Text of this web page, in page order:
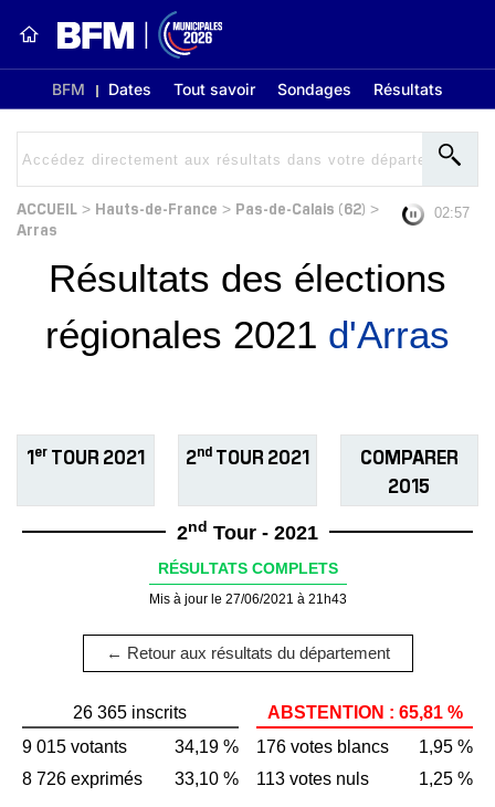
BFM Dates Tout savoir Sondages Résultats
ACCUEIL > Hauts-de-France > Pas-de-Calais (62) >
Arras
02:56
Résultats des élections
régionales 2021 d'Arras
1er TOUR 2021 2ndTOUR 2021
COMPARER
2015
2nd Tour - 2021
RÉSULTATS COMPLETS
Mis à jour le 27/06/2021 à 21h43
← Retour aux résultats du département
26 365 inscrits
9 015 votants
34,19 %
8 726 exprimés
33,10 %
ABSTENTION : 65,81 %
176 votes blancs
1,95 %
113 votes nuls
1,25 %